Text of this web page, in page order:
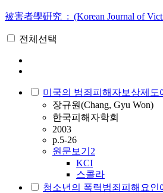
被害者學硏究 : (Korean Journal of
전체선택
미국의 범죄피해자보상제도
장규원(Chang, Gyu Won)
한국피해자학회
2003
p.5-26
원문보기 2
KCI
스콜라
청소년의 폭력범죄피해요인